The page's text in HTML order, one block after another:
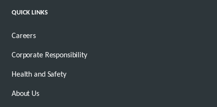
QUICK LINKS
Careers
Corporate Responsibility
Health and Safety
About Us